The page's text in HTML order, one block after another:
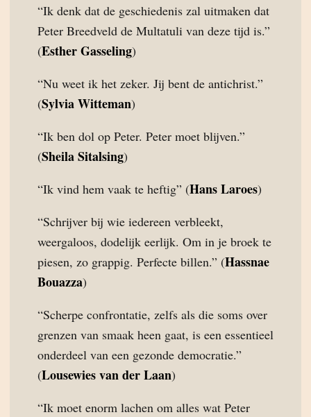
“Ik denk dat de geschiedenis zal uitmaken dat
Peter Breedveld de Multatuli van deze tijd is.”
(Esther Gasseling)
“Nu weet ik het zeker. Jij bent de antichrist.”
(Sylvia Witteman)
“Ik ben dol op Peter. Peter moet blijven.”
(Sheila Sitalsing)
“Ik vind hem vaak te heftig” (Hans Laroes)
“Schrijver bij wie iedereen verbleekt,
weergaloos, dodelijk eerlijk. Om in je broek te
piesen, zo grappig. Perfecte billen.” (Hassnae
Bouazza)
“Scherpe confrontatie, zelfs als die soms over
grenzen van smaak heen gaat, is een essentieel
onderdeel van een gezonde democratie.”
(Lousewies van der Laan)
“Ik moet enorm lachen om alles wat Peter